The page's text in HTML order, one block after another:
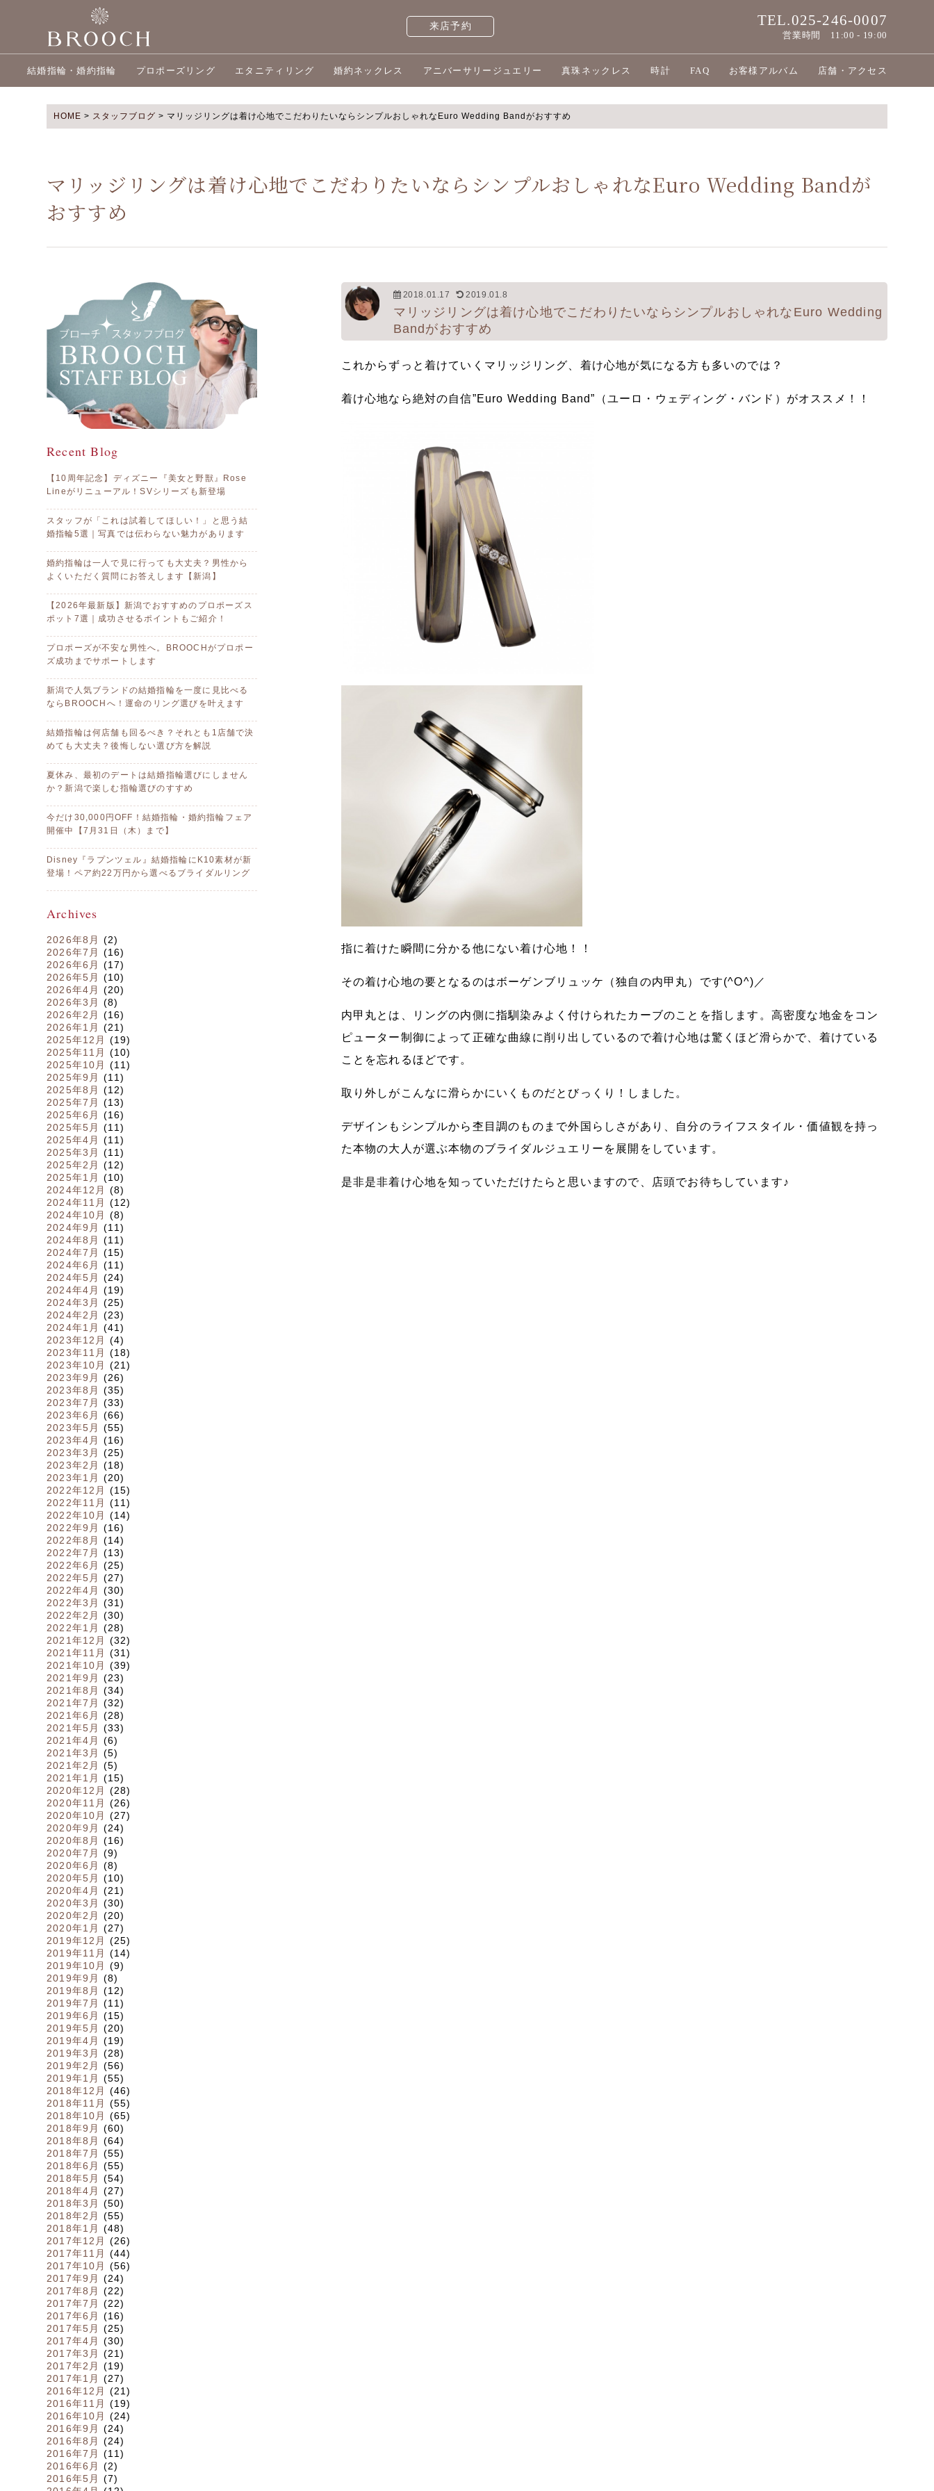
来店予約 TEL.025-246-0007
営業時間 11:00 - 19:00
結婚指輪・婚約指輪 プロポーズリング エタニティリング 婚約ネックレス アニバーサリージュエリー 真珠ネックレス 時計 FAQ お客様アルバム 店舗・アクセス
HOME > スタッフブログ > マリッジリングは着け心地でこだわりたいならシンプルおしゃれなEuro Wedding Bandがおすすめ
マリッジリングは着け心地でこだわりたいならシンプルおしゃれなEuro Wedding Bandが
おすすめ
Recent Blog
【10周年記念】ディズニー『美女と野獣』Rose
Lineがリニューアル！SVシリーズも新登場
スタッフが「これは試着してほしい！」と思う結
婚指輪5選｜写真では伝わらない魅力があります
婚約指輪は一人で見に行っても大丈夫？男性から
よくいただく質問にお答えします【新潟】
【2026年最新版】新潟でおすすめのプロポーズス
ポット7選｜成功させるポイントもご紹介！
プロポーズが不安な男性へ。BROOCHがプロポー
ズ成功までサポートします
新潟で人気ブランドの結婚指輪を一度に見比べる
ならBROOCHへ！運命のリング選びを叶えます
結婚指輪は何店舗も回るべき？それとも1店舗で決
めても大丈夫？後悔しない選び方を解説
夏休み、最初のデートは結婚指輪選びにしません
か？新潟で楽しむ指輪選びのすすめ
今だけ30,000円OFF！結婚指輪・婚約指輪フェア
開催中【7月31日（木）まで】
Disney『ラプンツェル』結婚指輪にK10素材が新
登場！ペア約22万円から選べるブライダルリング
Archives
2026年8月
(2)
2026年7月
(16)
2026年6月
(17)
2026年5月
(10)
2026年4月
(20)
2026年3月
(8)
2026年2月
(16)
2026年1月
(21)
2025年12月
(19)
2025年11月
(10)
2025年10月
(11)
2025年9月
(11)
2025年8月
(12)
2025年7月
(13)
2025年6月
(16)
2025年5月
(11)
2025年4月
(11)
2025年3月
(11)
2025年2月
(12)
2025年1月
(10)
2024年12月
(8)
2024年11月
(12)
2024年10月
(8)
2024年9月
(11)
2024年8月
(11)
2024年7月
(15)
2024年6月
(11)
2024年5月
(24)
2024年4月
(19)
2024年3月
(25)
2024年2月
(23)
2024年1月
(41)
2023年12月
(4)
2023年11月
(18)
2023年10月
(21)
2023年9月
(26)
2023年8月
(35)
2023年7月
(33)
2023年6月
(66)
2023年5月
(55)
2023年4月
(16)
2023年3月
(25)
2023年2月
(18)
2023年1月
(20)
2022年12月
(15)
2022年11月
(11)
2022年10月
(14)
2022年9月
(16)
2022年8月
(14)
2022年7月
(13)
2022年6月
(25)
2022年5月
(27)
2022年4月
(30)
2022年3月
(31)
2022年2月
(30)
2022年1月
(28)
2021年12月
(32)
2021年11月
(31)
2021年10月
(39)
2021年9月
(23)
2021年8月
(34)
2021年7月
(32)
2021年6月
(28)
2021年5月
(33)
2021年4月
(6)
2021年3月
(5)
2021年2月
(5)
2021年1月
(15)
2020年12月
(28)
2020年11月
(26)
2020年10月
(27)
2020年9月
(24)
2020年8月
(16)
2020年7月
(9)
2020年6月
(8)
2020年5月
(10)
2020年4月
(21)
2020年3月
(30)
2020年2月
(20)
2020年1月
(27)
2019年12月
(25)
2019年11月
(14)
2019年10月
(9)
2019年9月
(8)
2019年8月
(12)
2019年7月
(11)
2019年6月
(15)
2019年5月
(20)
2019年4月
(19)
2019年3月
(28)
2019年2月
(56)
2019年1月
(55)
2018年12月
(46)
2018年11月
(55)
2018年10月
(65)
2018年9月
(60)
2018年8月
(64)
2018年7月
(55)
2018年6月
(55)
2018年5月
(54)
2018年4月
(27)
2018年3月
(50)
2018年2月
(55)
2018年1月
(48)
2017年12月
(26)
2017年11月
(44)
2017年10月
(56)
2017年9月
(24)
2017年8月
(22)
2017年7月
(22)
2017年6月
(16)
2017年5月
(25)
2017年4月
(30)
2017年3月
(21)
2017年2月
(19)
2017年1月
(27)
2016年12月
(21)
2016年11月
(19)
2016年10月
(24)
2016年9月
(24)
2016年8月
(24)
2016年7月
(11)
2016年6月
(2)
2016年5月
(7)
2018.01.17 2019.01.8
マリッジリングは着け心地でこだわりたいならシンプルおしゃれなEuro Wedding
Bandがおすすめ
これからずっと着けていくマリッジリング、着け心地が気になる方も多いのでは？
着け心地なら絶対の自信”Euro Wedding Band”（ユーロ・ウェディング・バンド）がオススメ！！
指に着けた瞬間に分かる他にない着け心地！！
その着け心地の要となるのはボーゲンブリュッケ（独自の内甲丸）です(^O^)／
内甲丸とは、リングの内側に指馴染みよく付けられたカーブのことを指します。高密度な地金をコン
ピューター制御によって正確な曲線に削り出しているので着け心地は驚くほど滑らかで、着けている
ことを忘れるほどです。
取り外しがこんなに滑らかにいくものだとびっくり！しました。
デザインもシンプルから杢目調のものまで外国らしさがあり、自分のライフスタイル・価値観を持っ
た本物の大人が選ぶ本物のブライダルジュエリーを展開をしています。
是非是非着け心地を知っていただけたらと思いますので、店頭でお待ちしています♪